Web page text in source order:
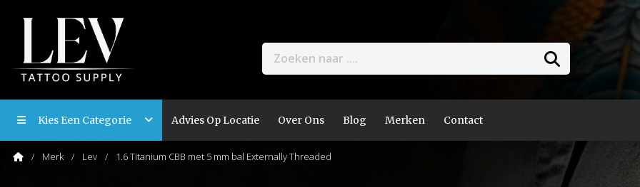
Kies Een Categorie Advies Op Locatie Over Ons Blog Merken Contact
Merk Lev 1.6 Titanium CBB met 5 mm bal Externally Threaded